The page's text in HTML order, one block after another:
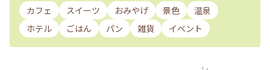
カフェ スイーツ おみやげ 景色
温泉
ホテル
ごはん パン 雑貨 イベント